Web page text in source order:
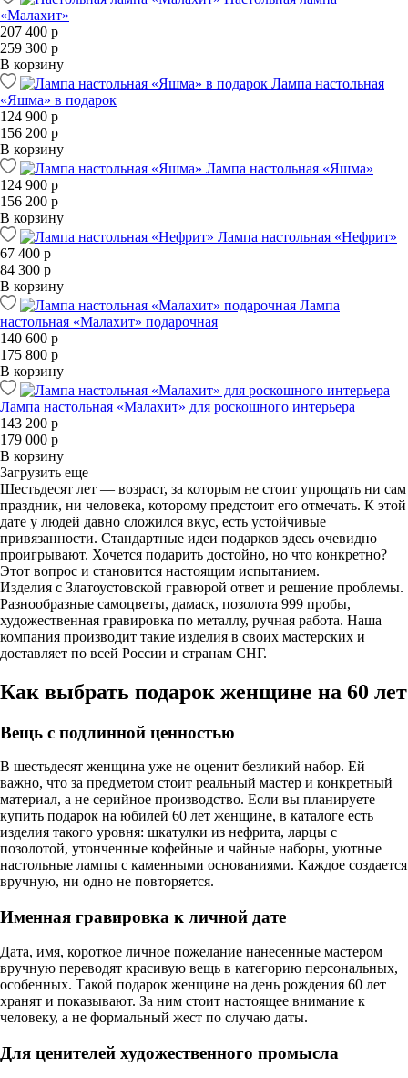
«Малахит»
207 400 р
259 300 р
В корзину
Лампа настольная
«Яшма» в подарок
124 900 р
156 200 р
В корзину
Лампа настольная «Яшма»
124 900 р
156 200 р
В корзину
Лампа настольная «Нефрит»
67 400 р
84 300 р
В корзину
Лампа
настольная «Малахит» подарочная
140 600 р
175 800 р
В корзину
Лампа настольная «Малахит» для роскошного интерьера
143 200 р
179 000 р
В корзину
Загрузить еще
Шестьдесят лет — возраст, за которым не стоит упрощать ни сам
праздник, ни человека, которому предстоит его отмечать. К этой
дате у людей давно сложился вкус, есть устойчивые
привязанности. Стандартные идеи подарков здесь очевидно
проигрывают. Хочется подарить достойно, но что конкретно?
Этот вопрос и становится настоящим испытанием.
Изделия с Златоустовской гравюрой ответ и решение проблемы.
Разнообразные самоцветы, дамаск, позолота 999 пробы,
художественная гравировка по металлу, ручная работа. Наша
компания производит такие изделия в своих мастерских и
доставляет по всей России и странам СНГ.
Как выбрать подарок женщине на 60 лет
Вещь с подлинной ценностью
В шестьдесят женщина уже не оценит безликий набор. Ей
важно, что за предметом стоит реальный мастер и конкретный
материал, а не серийное производство. Если вы планируете
купить подарок на юбилей 60 лет женщине, в каталоге есть
изделия такого уровня: шкатулки из нефрита, ларцы с
позолотой, утонченные кофейные и чайные наборы, уютные
настольные лампы с каменными основаниями. Каждое создается
вручную, ни одно не повторяется.
Именная гравировка к личной дате
Дата, имя, короткое личное пожелание нанесенные мастером
вручную переводят красивую вещь в категорию персональных,
особенных. Такой подарок женщине на день рождения 60 лет
хранят и показывают. За ним стоит настоящее внимание к
человеку, а не формальный жест по случаю даты.
Для ценителей художественного промысла